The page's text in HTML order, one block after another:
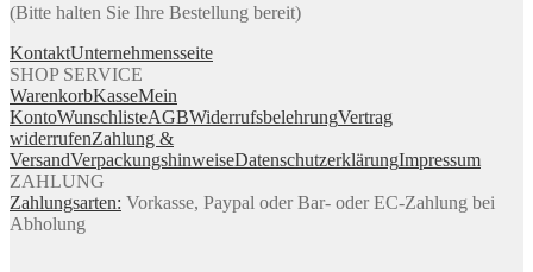
(Bitte halten Sie Ihre Bestellung bereit)
KontaktUnternehmensseite
SHOP SERVICE
WarenkorbKasseMein
KontoWunschlisteAGBWiderrufsbelehrungVertrag
widerrufenZahlung &
VersandVerpackungshinweiseDatenschutzerklärungImpressum
ZAHLUNG
Zahlungsarten: Vorkasse, Paypal oder Bar- oder EC-Zahlung bei
Abholung